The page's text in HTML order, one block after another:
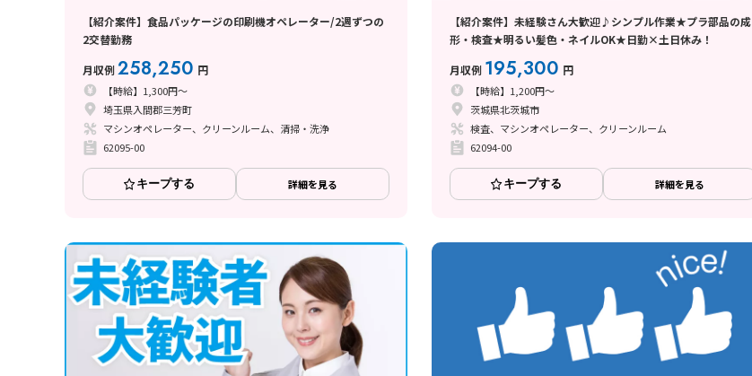
【紹介案件】食品パッケージの印刷機オペレーター/2週ずつの
2交替勤務
月収例258,250 円
【時給】1,300円～
埼玉県入間郡三芳町
マシンオペレーター、クリーンルーム、清掃・洗浄
62095-00
キープする 詳細を見る
【紹介案件】未経験さん大歓迎♪シンプル作業★プラ部品の成
形・検査★明るい髪色・ネイルOK★日勤×土日休み！
月収例 195,300 円
【時給】1,200円～
茨城県北茨城市
検査、マシンオペレーター、クリーンルーム
62094-00
キープする 詳細を見る